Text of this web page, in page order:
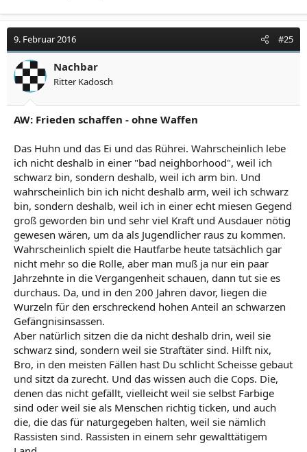
9. Februar 2016 #25
Nachbar
Ritter Kadosch
AW: Frieden schaffen - ohne Waffen
Das Huhn und das Ei und das Rührei. Wahrscheinlich lebe
ich nicht deshalb in einer "bad neighborhood", weil ich
schwarz bin, sondern deshalb, weil ich arm bin. Und
wahrscheinlich bin ich nicht deshalb arm, weil ich schwarz
bin, sondern deshalb, weil ich in einer echt miesen Gegend
groß geworden bin und sehr viel Kraft und Ausdauer nötig
gewesen wären, um da als Jugendlicher raus zu kommen.
Wahrscheinlich spielt die Hautfarbe heute tatsächlich gar
nicht mehr so die Rolle, aber man muß ja nur ein paar
Jahrzehnte in die Vergangenheit schauen, dann tut sie es
durchaus. Da, und in den 200 Jahren davor, liegen die
Wurzeln für den erschreckend hohen Anteil an schwarzen
Gefängnisinsassen.
Aber natürlich sitzen die da nicht deshalb drin, weil sie
schwarz sind, sondern weil sie Straftäter sind. Hilft nix,
Bro, in den meisten Fällen hast Du schlicht Scheisse gebaut
und sitzt da zurecht. Und das wissen auch die Cops. Die,
denen das nicht gefällt, vielleicht weil sie selbst Farbige
sind oder weil sie als Menschen richtig ticken, und auch
die, die das für naturgegeben halten, weil sie nämlich
Rassisten sind. Rassisten in einem sehr gewalttätigem